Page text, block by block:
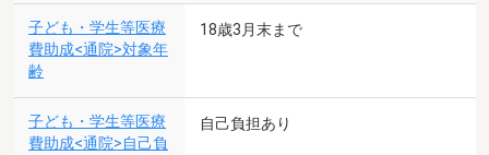
子ども・学生等医療
費助成<通院>対象年
齢
18歳3月末まで
子ども・学生等医療
費助成<通院>自己負
自己負担あり